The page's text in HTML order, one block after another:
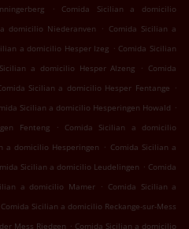
.
Comida Sicilian a domicilio
domicilio Niederanven . Comida Sicilian a
a domicilio Hesper Izeg . Comida Sicilian
a domicilio Hesper Alzeng . Comida
Sicilian a domicilio Hesper Fentange .
Sicilian a domicilio Hesperingen Howald .
Fenteng
.
Comida Sicilian a domicilio
a domicilio Hesperingen . Comida Sicilian a
Sicilian a domicilio Leudelingen . Comida
a domicilio Mamer . Comida Sicilian a
Comida Sicilian a domicilio Reckange-sur-Mess
Mess Riedgen . Comida Sicilian a domicilio